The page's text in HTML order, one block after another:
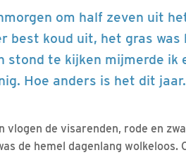
om half zeven uit
best koud uit, het gras
stond te kijken mijmerde ik
Hoe anders is het dit jaar.
vlogen de visarenden, rode en
de hemel dagenlang wolkeloos.